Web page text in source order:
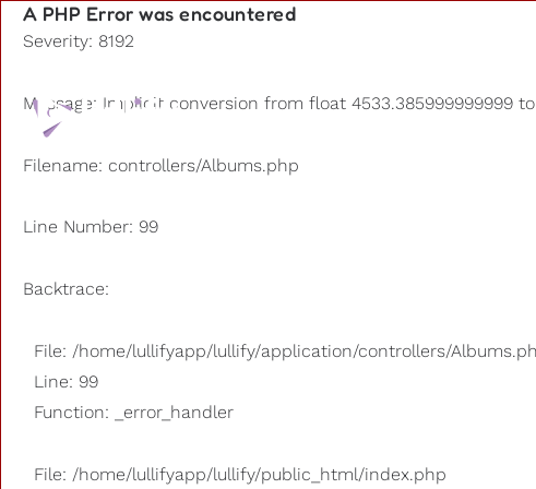
A PHP Error was encountered
Severity: 8192
Message: Implicit conversion from float 4533.385999999999
Filename: controllers/Albums.php
Line Number: 99
Backtrace:
File: /home/lullifyapp/lullify/application/controllers/
Line: 99
Function: _error_handler
File: /home/lullifyapp/lullify/public_html/index.php
Playlists